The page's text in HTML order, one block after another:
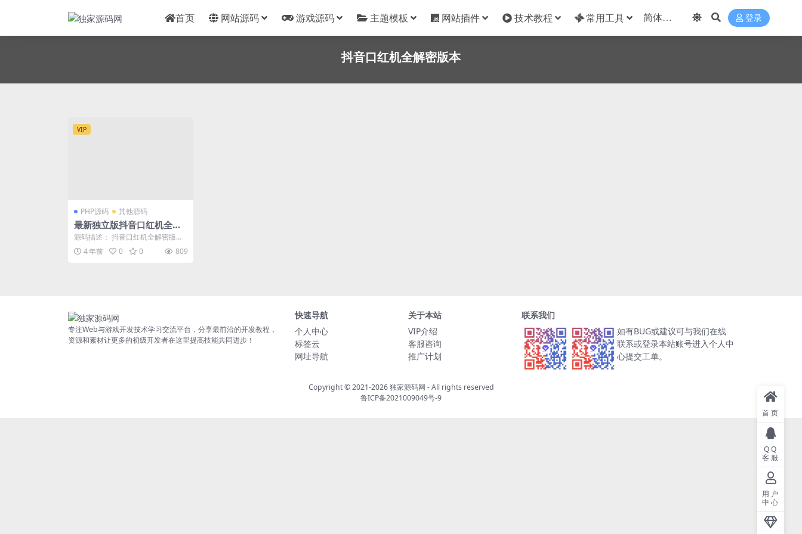
首页 网站源码 游戏源码 主题模板 网站插件 技术教程 常用工具 登录
抖音口红机全解密版本
VIP
PHP源码 其他源码
最新独立版抖音口红机全解
密全修复版本+对接Z支付
+视频教程
源码描述： 抖音口红机全解密版
本，充值无法跳转的问题已经解
决，加密的文件也都已经...
4 年前 0 0 809
专注Web与游戏开发技术学习交流平台，分享最前沿的开发教程，
资源和素材让更多的初级开发者在这里提高技能共同进步！
快速导航
个人中心
标签云
网址导航
关于本站
VIP介绍
客服咨询
推广计划
联系我们
如有BUG或建议可与我们在线
联系或登录本站账号进入个人中
心提交工单。
Copyright © 2021-2026独家源码网 - All rights reserved
鲁ICP备2021009049号-9
首页
QQ
客服
用户
中心